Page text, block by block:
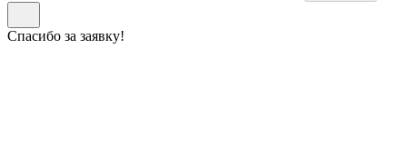
Спасибо за заявку!